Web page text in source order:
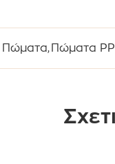
Πώματα, Πώματα